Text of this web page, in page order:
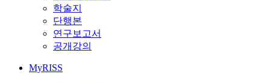
학술지
단행본
연구보고서
공개강의
MyRISS